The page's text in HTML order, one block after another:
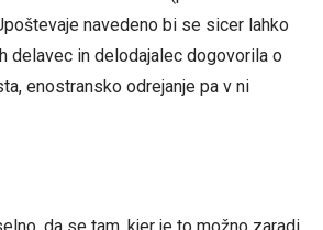
navedeno bi se sicer lahko
delavec in delodajalec dogovorila o
enostransko odrejanje pa v ni
da se tam, kjer je to možno zaradi